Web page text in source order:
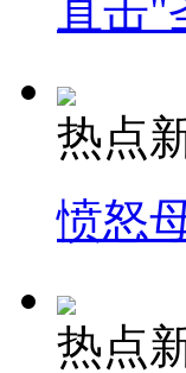
直击
热点
愤怒
热点